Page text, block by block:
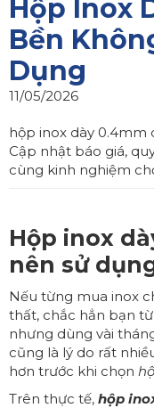
Hộp Inox
Bền
Dụng
11/05/2026
hộp inox dày 0.4mm
Cập nhật báo giá,
cùng kinh nghiệm
Hộp inox
nên sử
Nếu từng mua inox
thất, chắc hẳn bạn
nhưng dùng vài
cũng là lý do rất
hơn trước khi chọn
Trên thực tế, hộp